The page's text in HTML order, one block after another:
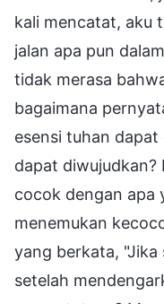
kali mencatat, aku
jalan apa pun
tidak merasa
bagaimana
esensi tuhan dapat
dapat diwujudkan?
cocok dengan apa
menemukan
yang berkata,
setelah